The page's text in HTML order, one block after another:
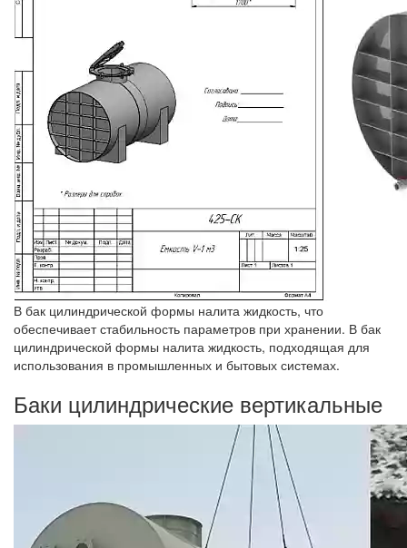
В бак цилиндрической формы налита жидкость, что
обеспечивает стабильность параметров при хранении. В бак
цилиндрической формы налита жидкость, подходящая для
использования в промышленных и бытовых системах.
Баки цилиндрические вертикальные